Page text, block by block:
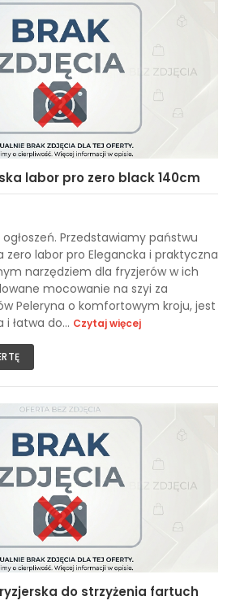
labor pro zero black 140cm
Przedstawiamy państwu
zero labor pro Elegancka i praktyczna
narzędziem dla fryzjerów w ich
mocowanie na szyi za
Peleryna o komfortowym kroju, jest
łatwa do... Czytaj więcej
do strzyżenia fartuch